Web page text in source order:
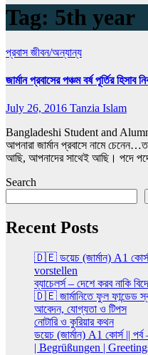
Tag: 5th year
প্রবাস জীবন/অন্যান্য
জার্মান প্রবাসের পঞ্চম বর্ষ পূর্তির হিসাব
July 26, 2016 Tanzia Islam
Bangladeshi Student and
আপনারা জার্মান প্রবাসে নামে
আছি, আপনাদের সাথেই আছি। পদে
Search
Recent Posts
🇩🇪 ডয়েচ (জার্মান) A1 কোর্স
vorstellen
ব্যাচেলর্স – দেশে করব নাকি
🇩🇪 জার্মানিতে ফুল ফান্ডেড
আবেদন, যোগ্যতা ও টিপস
নোটারি ও কুরিয়ার কথন
ডয়েচ (জার্মান) A1 কোর্স ||
| Begrüßungen |